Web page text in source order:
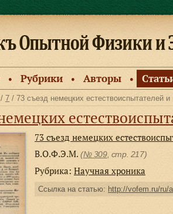
● Рубрики ● Авторы ●
/ 7 / 73 съезд немецких естествоиспытателей и
73 съезд немецких
В.О.Ф.Э.М. (№ 309, стр. 217)
Рубрика: Научная хроника
Ссылка на статью: http://vofem.ru/ru/